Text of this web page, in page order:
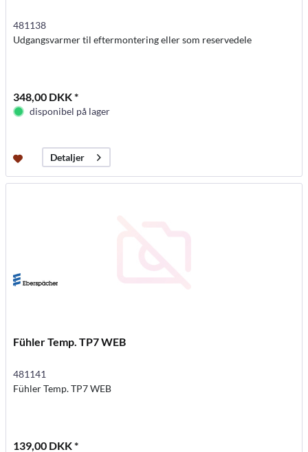
481138
Udgangsvarmer til eftermontering eller som reservedele
348,00 DKK *
disponibel på lager
Detaljer
Fühler Temp. TP7 WEB
481141
Fühler Temp. TP7 WEB
139,00 DKK *